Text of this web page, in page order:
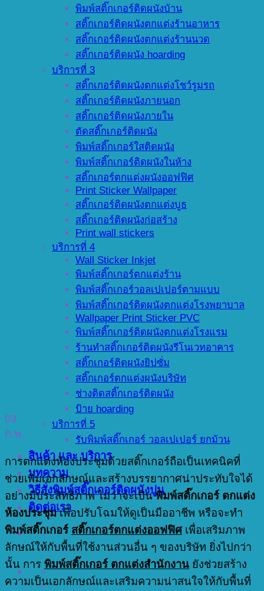
พิมพ์สติ๊กเกอร์ติดผนังบ้าน
สติ๊กเกอร์ติดผนังตกแต่งร้านอาหาร
สติ๊กเกอร์ติดผนังตกแต่งร้านนวด
สติ๊กเกอร์ติดผนัง hoarding
บริการที่ 3
สติ๊กเกอร์ติดผนังตกแต่งโชว์รูมรถ
สติ๊กเกอร์ติดผนังภายนอก
สติ๊กเกอร์ติดผนังภายใน
ตัดสติ๊กเกอร์ติดผนัง
พิมพ์สติ๊กเกอร์ใสติดผนัง
พิมพ์สติ๊กเกอร์ติดผนังในห้าง
สติ๊กเกอร์ตกแต่งผนังออฟฟิศ
Print Sticker Wallpaper
สติ๊กเกอร์ติดผนังตกแต่งบูธ
สติ๊กเกอร์ติดผนังก่อสร้าง
Print wall stickers
บริการที่ 4
Wall Sticker Inkjet
พิมพ์สติ๊กเกอร์ตกแต่งร้าน
พิมพ์สติ๊กเกอร์วอลเปเปอร์ตามแบบ
พิมพ์สติ๊กเกอร์ติดผนังตกแต่งโรงพยาบาล
Wallpaper Print Sticker PVC
พิมพ์สติ๊กเกอร์ติดผนังตกแต่งโรงแรม
ร้านทำสติ๊กเกอร์ติดผนังรีโนเวทอาคาร
สติ๊กเกอร์ติดผนังยิปซั่ม
สติ๊กเกอร์ตกแต่งผนังบริษัท
ช่างติดสติ๊กเกอร์ติดผนัง
ป้าย hoarding
บริการที่ 5
รับพิมพ์สติ๊กเกอร์ วอลเปเปอร์ ยกม้วน
สินค้า และ บริการ
บทความ
วิธีสั่งพิมพ์สติ๊กเกอร์ติดผนังปูน
ติดต่อเรา
03
ก.พ.
การตกแต่งห้องประชุมด้วยสติ๊กเกอร์ถือเป็นเทคนิคที่
ช่วยเพิ่มเอกลักษณ์และสร้างบรรยากาศน่าประทับใจได้
อย่างมีประสิทธิภาพ ไม่ว่าจะเป็นพิมพ์สติ๊กเกอร์ ตกแต่ง
ห้องประชุมเพื่อปรับโฉมให้ดูเป็นมืออาชีพ หรือจะทำ
พิมพ์สติ๊กเกอร์ สติ๊กเกอร์ตกแต่งออฟฟิศ เพื่อเสริมภาพ
ลักษณ์ให้กับพื้นที่ใช้งานส่วนอื่น ๆ ของบริษัท ยิ่งไปกว่า
นั้น การ พิมพ์สติ๊กเกอร์ ตกแต่งสำนักงาน ยังช่วยสร้าง
ความเป็นเอกลักษณ์และเสริมความน่าสนใจให้กับพื้นที่